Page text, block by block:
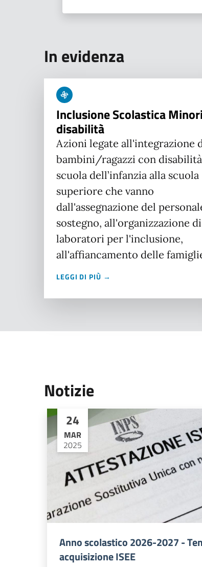
In evidenza
Inclusione Scolastica
disabilità
Azioni legate all'integrazione
bambini/ragazzi con
scuola dell’infanzia alla scuola
superiore che vanno
dall'assegnazione del
sostegno, all'organizzazione di
laboratori per l'inclusione,
all'affiancamento delle
LEGGI DI PIÙ →
Notizie
24
MAR
2025
Anno scolastico 2026-2027 -
acquisizione ISEE